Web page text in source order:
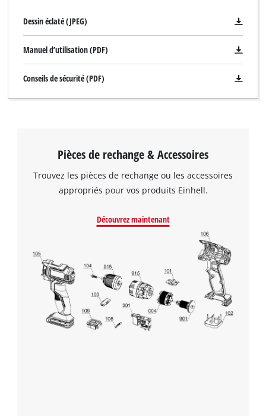
Dessin éclaté (JPEG)
Manuel d’utilisation (PDF)
Conseils de sécurité (PDF)
Pièces de rechange & Accessoires
Trouvez les pièces de rechange ou les accessoires
appropriés pour vos produits Einhell.
Découvrez maintenant